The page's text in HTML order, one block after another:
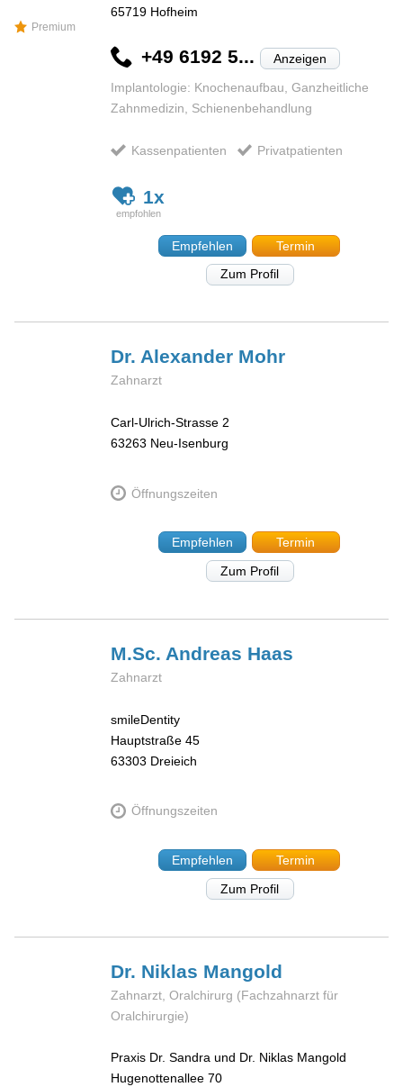
Premium
65719 Hofheim
+49 6192 5... Anzeigen
Implantologie: Knochenaufbau, Ganzheitliche
Zahnmedizin, Schienenbehandlung
Kassenpatienten Privatpatienten
1x
Empfehlen
Termin
Zum Profil
Dr. Alexander Mohr
Zahnarzt
Carl-Ulrich-Strasse 2
63263 Neu-Isenburg
Öffnungszeiten
Empfehlen
Termin
Zum Profil
M.Sc. Andreas Haas
Zahnarzt
smileDentity
Hauptstraße 45
63303 Dreieich
Öffnungszeiten
Empfehlen
Termin
Zum Profil
Dr. Niklas Mangold
Zahnarzt, Oralchirurg (Fachzahnarzt für
Oralchirurgie)
Praxis Dr. Sandra und Dr. Niklas Mangold
Hugenottenallee 70